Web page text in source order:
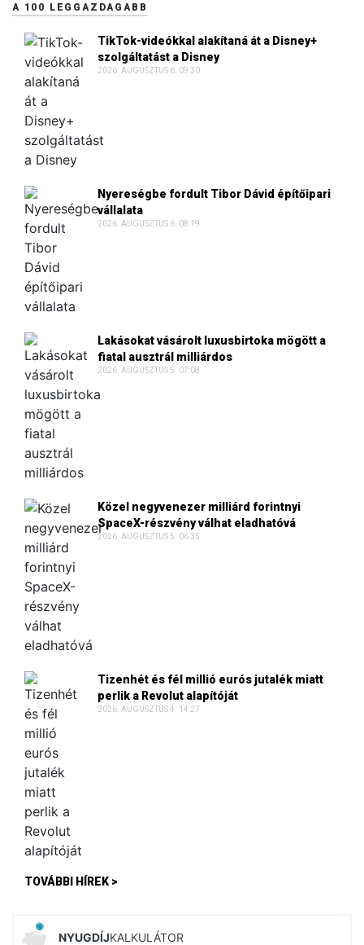
A 100 LEGGAZDAGABB
TikTok-videókkal alakítaná át a Disney+
szolgáltatást a Disney
2026. AUGUSZTUS 6. 09:30
Nyereségbe fordult Tibor Dávid építőipari
vállalata
2026. AUGUSZTUS 6. 08:19
Lakásokat vásárolt luxusbirtoka mögött a
fiatal ausztrál milliárdos
2026. AUGUSZTUS 5. 07:08
Közel negyvenezer milliárd forintnyi
SpaceX-részvény válhat eladhatóvá
2026. AUGUSZTUS 5. 06:35
Tizenhét és fél millió eurós jutalék miatt
perlik a Revolut alapítóját
2026. AUGUSZTUS 4. 14:27
TOVÁBBI HÍREK >
NYUGDÍJKALKULÁTOR